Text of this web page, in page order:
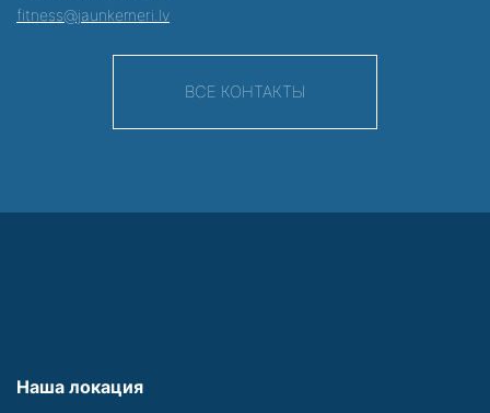
fitness@jaunkemeri.lv
ВСЕ КОНТАКТЫ
Наша локация